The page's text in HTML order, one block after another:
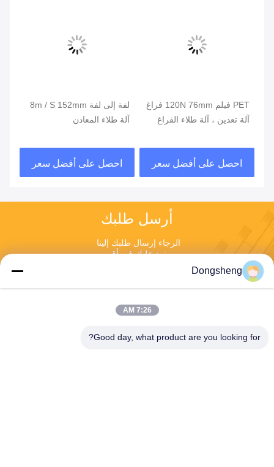
PET فيلم 120N 76mm فراغ
آلة تعدين ، آلة طلاء الفراغ
احصل على أفضل سعر
لفة إلى لفة 8m / S 152mm
آلة طلاء المعادن
احصل على أفضل سعر
أرسل طلبك
وسنرد عليك في أقرب
Dongsheng
7:26 AM
Good day, what product are you looking for?